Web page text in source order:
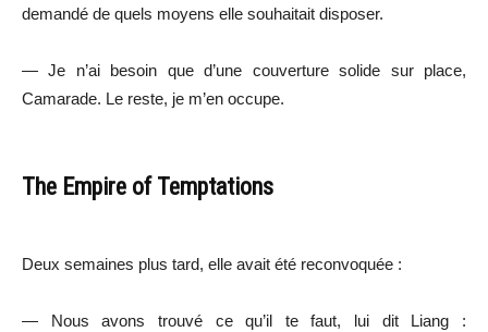
demandé de quels moyens elle souhaitait disposer.
— Je n’ai besoin que d’une couverture solide sur place,
Camarade. Le reste, je m’en occupe.
The Empire of Temptations
Deux semaines plus tard, elle avait été reconvoquée :
— Nous avons trouvé ce qu’il te faut, lui dit Liang :